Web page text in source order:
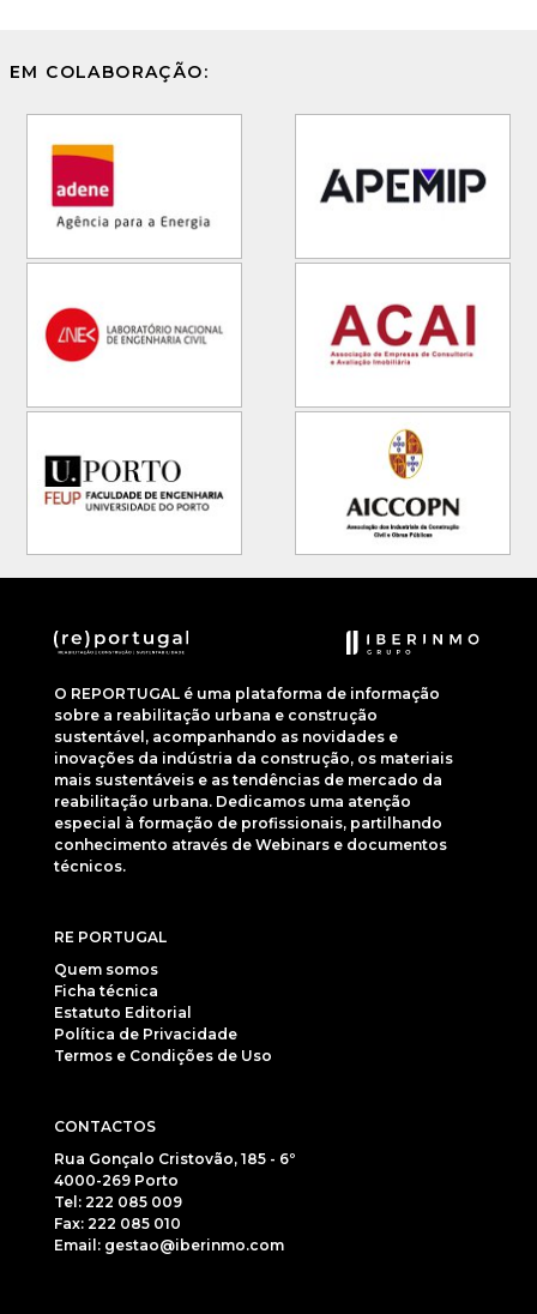
EM COLABORAÇÃO:
O REPORTUGAL é uma plataforma de informação
sobre a reabilitação urbana e construção
sustentável, acompanhando as novidades e
inovações da indústria da construção, os materiais
mais sustentáveis e as tendências de mercado da
reabilitação urbana. Dedicamos uma atenção
especial à formação de profissionais, partilhando
conhecimento através de Webinars e documentos
técnicos.
RE PORTUGAL
Quem somos
Ficha técnica
Estatuto Editorial
Política de Privacidade
Termos e Condições de Uso
CONTACTOS
Rua Gonçalo Cristovão, 185 - 6º
4000-269 Porto
Tel: 222 085 009
Fax: 222 085 010
Email: gestao@iberinmo.com